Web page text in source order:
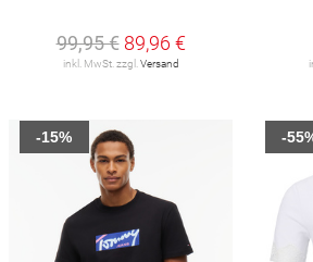
99,95 € 89,96 €
inkl. MwSt. zzgl. Versand
-15% -